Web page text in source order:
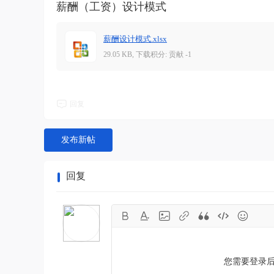
薪酬（工资）设计模式
薪酬设计模式.xlsx
29.05 KB, 下载积分: 贡献 -1
发布新帖
回复
您需要登录